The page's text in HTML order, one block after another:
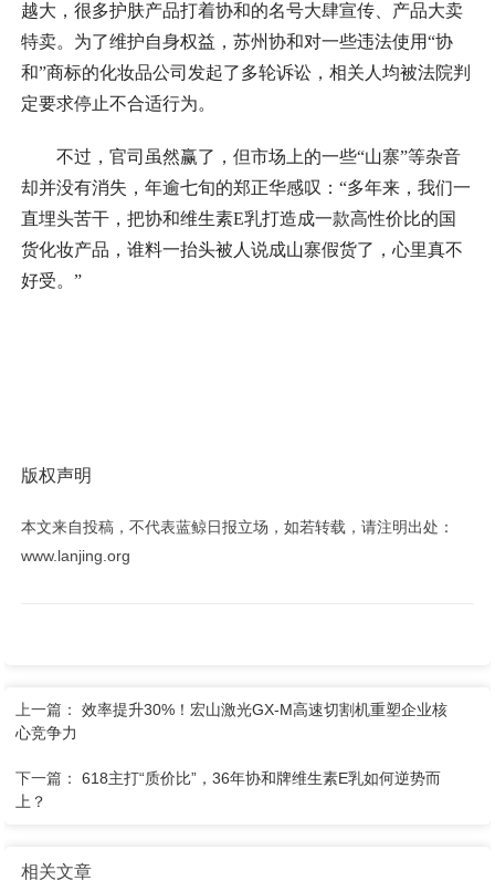
越大，很多护肤产品打着协和的名号大肆宣传、产品大卖
特卖。为了维护自身权益，苏州协和对一些违法使用“协
和”商标的化妆品公司发起了多轮诉讼，相关人均被法院判
定要求停止不合适行为。
不过，官司虽然赢了，但市场上的一些“山寨”等杂音
却并没有消失，年逾七旬的郑正华感叹：“多年来，我们一
直埋头苦干，把协和维生素E乳打造成一款高性价比的国
货化妆产品，谁料一抬头被人说成山寨假货了，心里真不
好受。”
版权声明
本文来自投稿，不代表蓝鲸日报立场，如若转载，请注明出处：
www.lanjing.org
上一篇：效率提升30%！宏山激光GX-M高速切割机重塑企业核
心竞争力
下一篇：618主打“质价比”，36年协和牌维生素E乳如何逆势而
上？
相关文章